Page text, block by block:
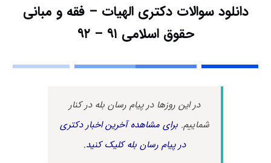
دانلود سوالات دکتری الهیات – فقه و مبانی
حقوق اسلامی ۹۱ – ۹۲
در این روزها در پیام رسان بله در کنار
شماییم.برای مشاهده آخرین اخبار دکتری
در پیام رسان بله کلیک کنید.